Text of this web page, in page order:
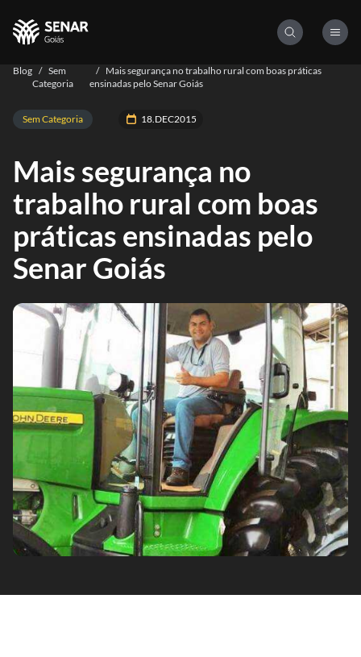
Blog / Sem
Categoria
/
Mais segurança no trabalho rural com boas práticas
ensinadas pelo Senar Goiás
Sem Categoria 18.DEC2015
Mais segurança no
trabalho rural com boas
práticas ensinadas pelo
Senar Goiás